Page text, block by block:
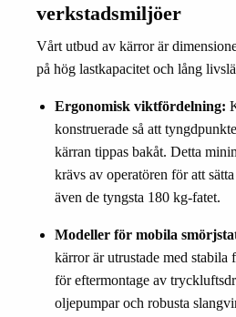
verkstadsmiljöer
Vårt utbud av kärror är
på hög lastkapacitet och lång
Ergonomisk viktfördelning:
konstruerade så att
kärran tippas bakåt. Detta
krävs av operatören för att
även de tyngsta 180 kg-fatet.
Modeller för mobila
kärror är utrustade med stabila
för eftermontage av
oljepumpar och robusta